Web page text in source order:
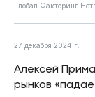
Глобал Факторинг
27 декабря 2024 г.
Алексей
рынков